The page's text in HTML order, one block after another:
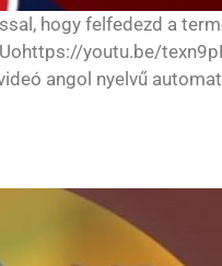
hogy felfedezd a
youtu.be/
angol nyelvű